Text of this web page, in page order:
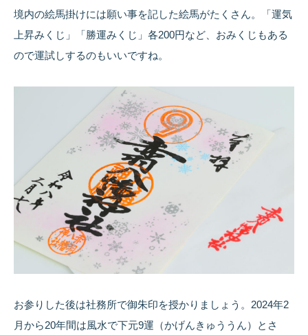
境内の絵馬掛けには願い事を記した絵馬がたくさん。「運気
上昇みくじ」「勝運みくじ」各200円など、おみくじもある
ので運試しするのもいいですね。
お参りした後は社務所で御朱印を授かりましょう。2024年2
月から20年間は風水で下元9運（かげんきゅううん）とさ